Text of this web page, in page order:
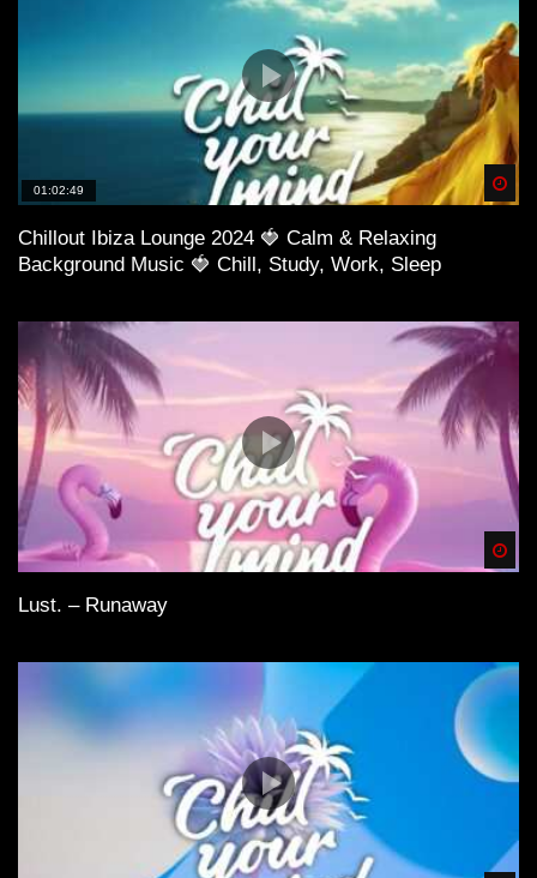
01:02:49
Chillout Ibiza Lounge 2024 🍓 Calm & Relaxing
Background Music 🍓 Chill, Study, Work, Sleep
Lust. – Runaway